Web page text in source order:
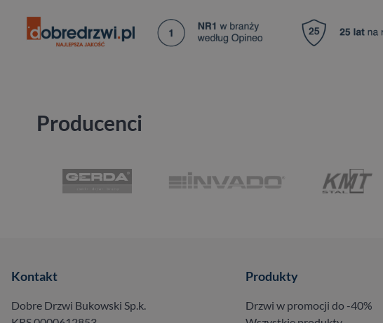
Producenci
Kontakt
Dobre Drzwi Bukowski Sp.k.
Produkty
Drzwi w promocji do -40%